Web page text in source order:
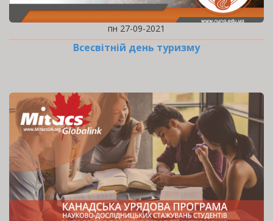
пн 27-09-2021
Всесвітній день туризму